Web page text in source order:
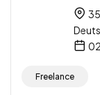
Freelance